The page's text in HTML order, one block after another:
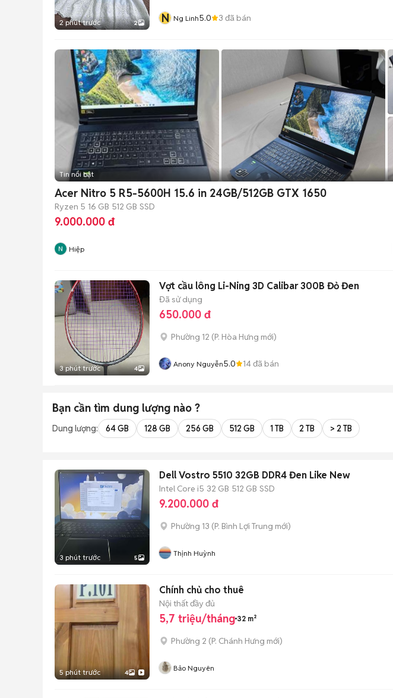
2 phút trước 2 N Ng Linh5.0 3 đã bán
Tin nổi bật
Acer Nitro 5 R5-5600H 15.6 in 24GB/512GB GTX 1650
Ryzen 5 16 GB 512 GB SSD
9.000.000 đ
Hiệp
3 phút trước 4
Vợt cầu lông Li-Ning 3D Calibar 300B Đỏ Đen
Đã sử dụng
650.000 đ
Phường 12 (P. Hòa Hưng mới)
Anony Nguyễn5.0 14đã bán
Bạn cần tìm dung lượng nào ?
Dung lượng: 64 GB 128 GB 256 GB 512 GB 1 TB 2 TB > 2 TB
3 phút trước 5
Dell Vostro 5510 32GB DDR4 Đen Like New
Intel Core i5 32 GB 512 GB SSD
9.200.000 đ
Phường 13 (P. Bình Lợi Trung mới)
Thịnh Huỳnh
5 phút trước 4
Chính chủ cho thuê
Nội thất đầy đủ
5,7 triệu/tháng 32 m²
Phường 2 (P. Chánh Hưng mới)
Bảo Nguyên